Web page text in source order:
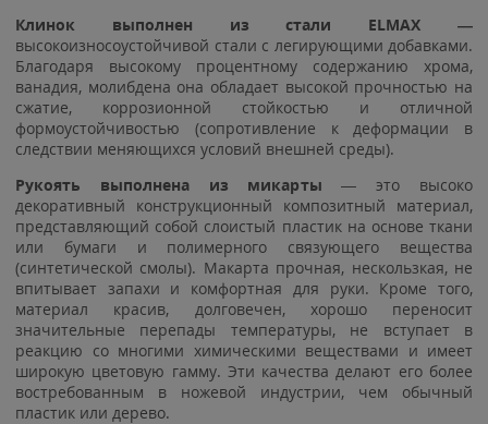
Клинок выполнен из стали ELMAX —
высокоизносоустойчивой стали с легирующими добавками.
Благодаря высокому процентному содержанию хрома,
ванадия, молибдена она обладает высокой прочностью на
сжатие, коррозионной стойкостью и отличной
формоустойчивостью (сопротивление к деформации в
следствии меняющихся условий внешней среды).
Рукоять выполнена из микарты — это высоко
декоративный конструкционный композитный материал,
представляющий собой слоистый пластик на основе ткани
или бумаги и полимерного связующего вещества
(синтетической смолы). Макарта прочная, нескользкая, не
впитывает запахи и комфортная для руки. Кроме того,
материал красив, долговечен, хорошо переносит
значительные перепады температуры, не вступает в
реакцию со многими химическими веществами и имеет
широкую цветовую гамму. Эти качества делают его более
востребованным в ножевой индустрии, чем обычный
пластик или дерево.